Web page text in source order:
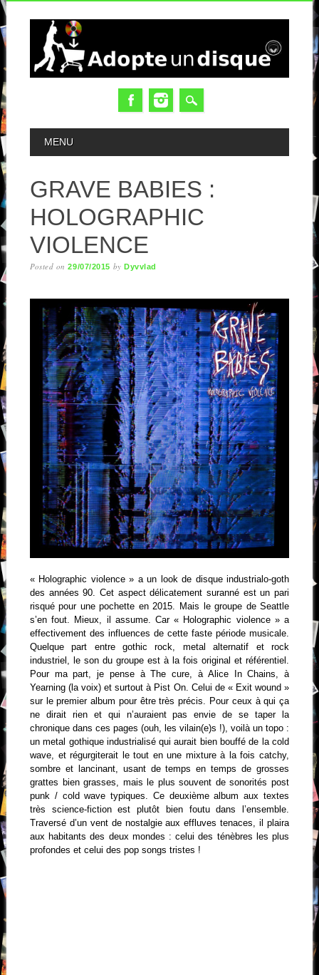
MAIN MENU
MENU
GRAVE BABIES :
HOLOGRAPHIC
VIOLENCE
Posted on29/07/2015 byDyvvlad
« Holographic violence » a un look de disque industrialo-goth
des années 90. Cet aspect délicatement suranné est un pari
risqué pour une pochette en 2015. Mais le groupe de Seattle
s’en fout. Mieux, il assume. Car « Holographic violence » a
effectivement des influences de cette faste période musicale.
Quelque part entre gothic rock, metal alternatif et rock
industriel, le son du groupe est à la fois original et référentiel.
Pour ma part, je pense à The cure, à Alice In Chains, à
Yearning (la voix) et surtout à Pist On. Celui de « Exit wound »
sur le premier album pour être très précis. Pour ceux à qui ça
ne dirait rien et qui n’auraient pas envie de se taper la
chronique dans ces pages (ouh, les vilain(e)s !), voilà un topo :
un metal gothique industrialisé qui aurait bien bouffé de la cold
wave, et régurgiterait le tout en une mixture à la fois catchy,
sombre et lancinant, usant de temps en temps de grosses
grattes bien grasses, mais le plus souvent de sonorités post
punk / cold wave typiques. Ce deuxième album aux textes
très science-fiction est plutôt bien foutu dans l’ensemble.
Traversé d’un vent de nostalgie aux effluves tenaces, il plaira
aux habitants des deux mondes : celui des ténèbres les plus
profondes et celui des pop songs tristes !